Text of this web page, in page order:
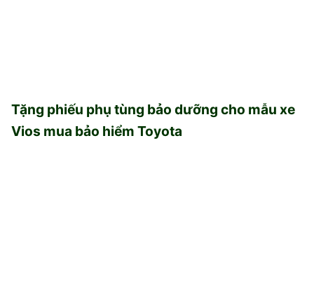
Tặng phiếu phụ tùng bảo dưỡng cho mẫu xe
Vios mua bảo hiểm Toyota